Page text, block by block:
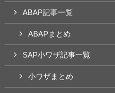
ABAP記事一覧
ABAPまとめ
SAP小ワザ記事一覧
小ワザまとめ